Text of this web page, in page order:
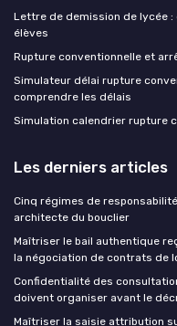
Lettre de demission de lycée
élèves
Rupture conventionnelle et
Simulateur délai rupture
comprendre les délais
Simulation calendrier rupture
Les derniers articles
Cinq régimes de
architecte du bouclier
Maîtriser le bail authentique
la négociation de contrats de
Confidentialité des
doivent organiser avant le
Maîtriser la saisie attribution